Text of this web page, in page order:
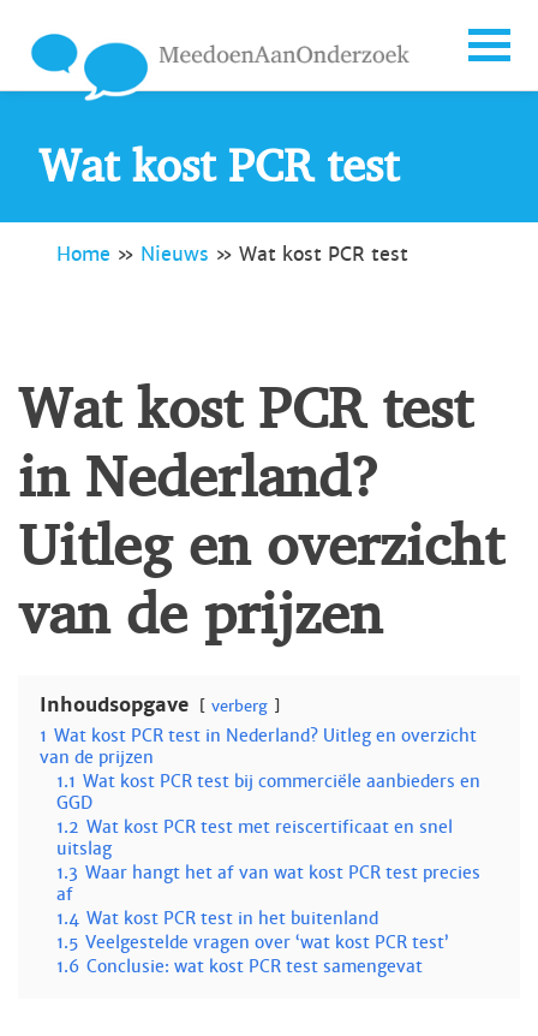
Wat kost PCR test
Home » Nieuws » Wat kost PCR test
Wat kost PCR test
in Nederland?
Uitleg en overzicht
van de prijzen
Inhoudsopgave verberg
1 Wat kost PCR test in Nederland? Uitleg en overzicht
van de prijzen
1.1 Wat kost PCR test bij commerciële aanbieders en
GGD
1.2 Wat kost PCR test met reiscertificaat en snel
uitslag
1.3 Waar hangt het af van wat kost PCR test precies
af
1.4 Wat kost PCR test in het buitenland
1.5 Veelgestelde vragen over ‘wat kost PCR test’
1.6 Conclusie: wat kost PCR test samengevat